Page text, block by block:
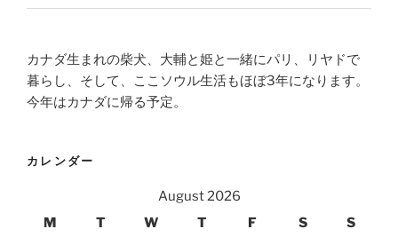
カナダ生まれの柴犬、大輔と姫と一緒にパリ、リヤドで
暮らし、そして、ここソウル生活もほぼ3年になります。
今年はカナダに帰る予定。
カレンダー
August 2026
M
T W T F S S